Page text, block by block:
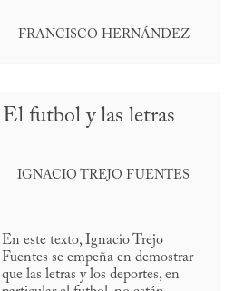
FRANCISCO HERNÁNDEZ
El futbol y las letras
IGNACIO TREJO FUENTES
En este texto, Ignacio Trejo
Fuentes se empeña en demostrar
que las letras y los deportes, en